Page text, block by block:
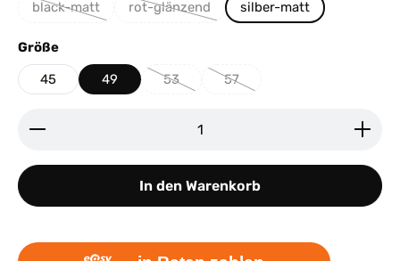
black-matt
(Diese Option ist zurzeit nicht verfügbar.)
rot-glänzend
(Diese Option ist zurzeit nicht verfügbar.)
silber-matt
Größeauswählen
45 49 53
(Diese Option ist zurzeit nicht verfügbar.)
57
(Diese Option ist zurzeit nicht
Produkt Anzahl: Gib den gewünschten Wert ein
In den Warenkorb